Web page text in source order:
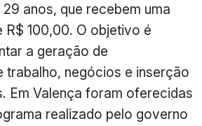
anos, que recebem uma
R$ 100,00. O objetivo é
a geração de
trabalho, negócios e inserção
Em Valença foram oferecidas
realizado pelo governo